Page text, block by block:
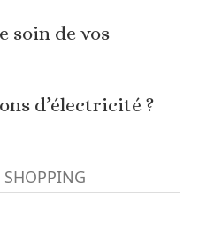
soin de vos
d’électricité ?
SHOPPING